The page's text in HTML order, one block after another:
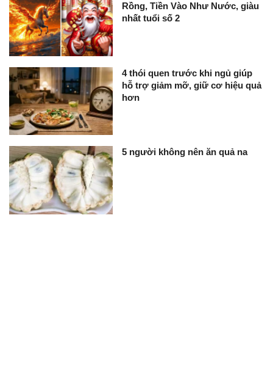
Rồng, Tiền Vào Như Nước, giàu
nhất tuổi số 2
4 thói quen trước khi ngủ giúp
hỗ trợ giảm mỡ, giữ cơ hiệu quả
hơn
5 người không nên ăn quả na